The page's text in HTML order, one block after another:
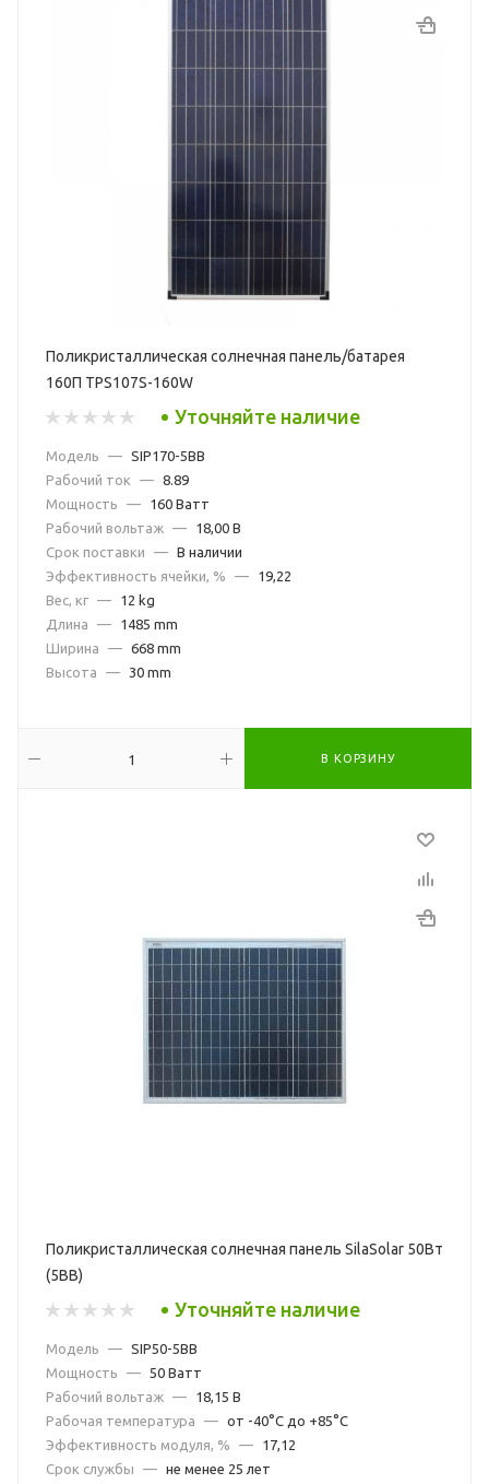
Поликристаллическая солнечная панель/батарея
160П TPS107S-160W
Уточняйте наличие
Модель — SIP170-5BB
Рабочий ток
— 8.89
Мощность
—
160 Ватт
Рабочий вольтаж —
18,00 В
Срок поставки
— В наличии
Эффективность ячейки, %
—
19,22
Вес, кг —
12 kg
Длина
—
1485 mm
Ширина
— 668 mm
Высота
— 30 mm
В КОРЗИНУ
Поликристаллическая солнечная панель SilaSolar 50Вт
(5BB)
Уточняйте наличие
Модель — SIP50-5BB
Мощность
— 50 Ватт
Рабочий вольтаж —
18,15 В
Рабочая температура
— от -40°С до +85°С
Эффективность модуля, %
—
17,12
Срок службы
— не менее 25 лет